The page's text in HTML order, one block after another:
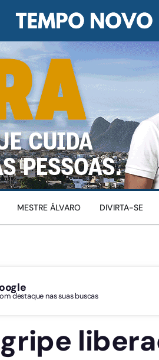
MESTRE ÁLVARO DIVIRTA-SE
destaque nas suas buscas